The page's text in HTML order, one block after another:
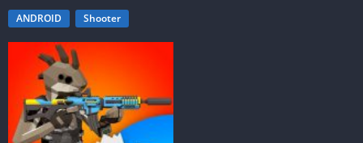
ANDROID Shooter